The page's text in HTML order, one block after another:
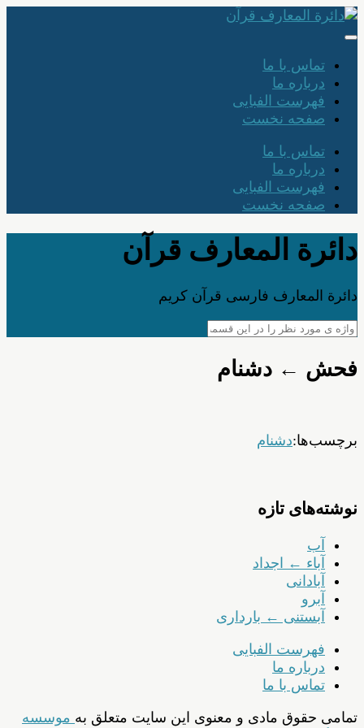
تماس با ما
درباره ما
فهرست الفبایی
صفحه نخست
تماس با ما
درباره ما
فهرست الفبایی
صفحه نخست
دائرة المعارف قرآن
دائرة المعارف فارسی قرآن کریم
فحش ← دشنام
برچسب‌ها:دشنام
نوشته‌های تازه
آب
آباء ← اجداد
آبادانی
آبرو
آبستنی ← بارداری
فهرست الفبایی
درباره ما
تماس با ما
تمامی حقوق مادی و معنوی این سایت متعلق به موسسه